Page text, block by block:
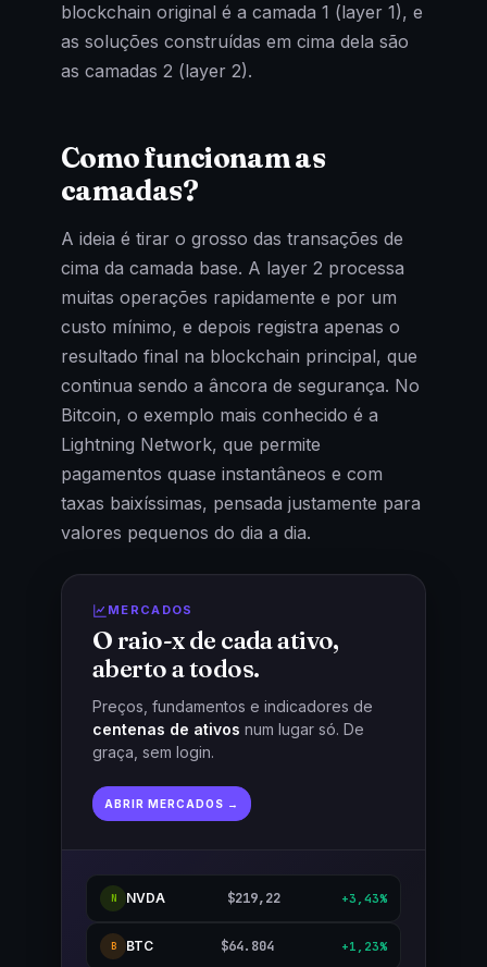
blockchain original é a camada 1 (layer 1), e
as soluções construídas em cima dela são
as camadas 2 (layer 2).
Como funcionam as
camadas?
A ideia é tirar o grosso das transações de
cima da camada base. A layer 2 processa
muitas operações rapidamente e por um
custo mínimo, e depois registra apenas o
resultado final na blockchain principal, que
continua sendo a âncora de segurança. No
Bitcoin, o exemplo mais conhecido é a
Lightning Network, que permite
pagamentos quase instantâneos e com
taxas baixíssimas, pensada justamente para
valores pequenos do dia a dia.
MERCADOS
O raio-x de cada ativo,
aberto a todos.
Preços, fundamentos e indicadores de
centenas de ativos num lugar só. De
graça, sem login.
ABRIR MERCADOS →
N NVDA $219,22 +3,43%
B BTC $64.804 +1,23%